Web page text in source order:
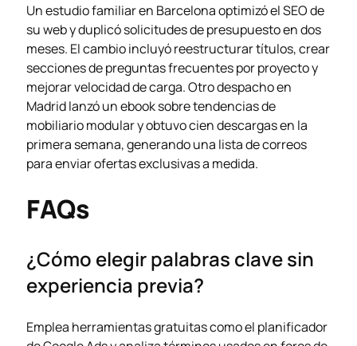
Un estudio familiar en Barcelona optimizó el SEO de
su web y duplicó solicitudes de presupuesto en dos
meses. El cambio incluyó reestructurar títulos, crear
secciones de preguntas frecuentes por proyecto y
mejorar velocidad de carga. Otro despacho en
Madrid lanzó un ebook sobre tendencias de
mobiliario modular y obtuvo cien descargas en la
primera semana, generando una lista de correos
para enviar ofertas exclusivas a medida.
FAQs
¿Cómo elegir palabras clave sin
experiencia previa?
Emplea herramientas gratuitas como el planificador